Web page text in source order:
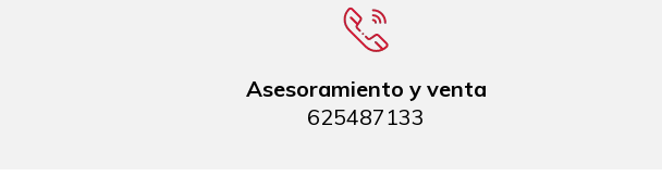
Asesoramiento y venta
625487133